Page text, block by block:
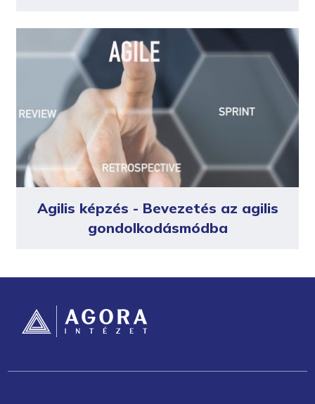
Agilis képzés - Bevezetés az agilis
gondolkodásmódba